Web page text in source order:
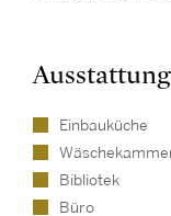
Ausstattung
Einbauküche
Bibliotek
Büro